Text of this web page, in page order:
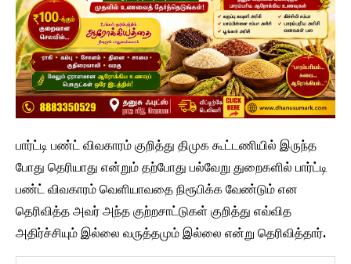
பார்ட்டி பண்ட் விவகாரம் குறித்து திமுக கூட்டணியில் இருந்த
போது தெரியாது என்றும் தற்போது பல்வேறு துறைகளில் பார்ட்டி
பண்ட் விவகாரம் வெளியாவதை நிரூபிக்க வேண்டும் என
தெரிவித்த அவர் அந்த குற்றசாட்டுகள் குறித்து எவ்வித
அதிர்ச்சியும் இல்லை வருத்தமும் இல்லை என்று தெரிவித்தார்.